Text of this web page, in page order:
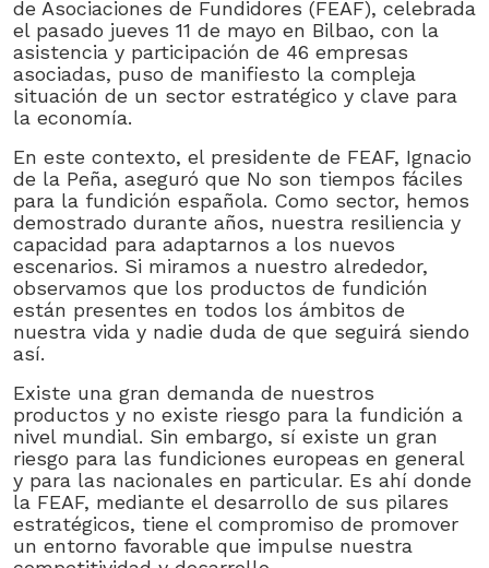
de Asociaciones de Fundidores (FEAF), celebrada
el pasado jueves 11 de mayo en Bilbao, con la
asistencia y participación de 46 empresas
asociadas, puso de manifiesto la compleja
situación de un sector estratégico y clave para
la economía.
En este contexto, el presidente de FEAF, Ignacio
de la Peña, aseguró que No son tiempos fáciles
para la fundición española. Como sector, hemos
demostrado durante años, nuestra resiliencia y
capacidad para adaptarnos a los nuevos
escenarios. Si miramos a nuestro alrededor,
observamos que los productos de fundición
están presentes en todos los ámbitos de
nuestra vida y nadie duda de que seguirá siendo
así.
Existe una gran demanda de nuestros
productos y no existe riesgo para la fundición a
nivel mundial. Sin embargo, sí existe un gran
riesgo para las fundiciones europeas en general
y para las nacionales en particular. Es ahí donde
la FEAF, mediante el desarrollo de sus pilares
estratégicos, tiene el compromiso de promover
un entorno favorable que impulse nuestra